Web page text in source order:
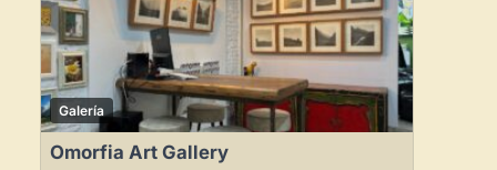
Galería
Omorfia Art Gallery